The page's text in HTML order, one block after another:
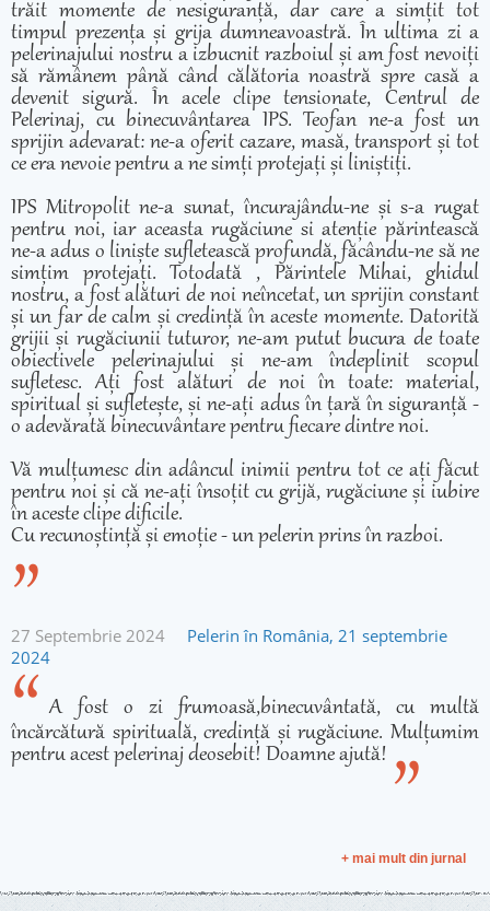
trăit momente de nesiguranță, dar care a simțit tot
timpul prezența și grija dumneavoastră. În ultima zi a
pelerinajului nostru a izbucnit razboiul și am fost nevoiți
să rămânem până când călătoria noastră spre casă a
devenit sigură. În acele clipe tensionate, Centrul de
Pelerinaj, cu binecuvântarea IPS. Teofan ne-a fost un
sprijin adevarat: ne-a oferit cazare, masă, transport și tot
ce era nevoie pentru a ne simți protejați și liniștiți.
IPS Mitropolit ne-a sunat, încurajându-ne și s-a rugat
pentru noi, iar aceasta rugăciune si atenție părintească
ne-a adus o liniște sufletească profundă, făcându-ne să ne
simțim protejați. Totodată , Părintele Mihai, ghidul
nostru, a fost alături de noi neîncetat, un sprijin constant
și un far de calm și credință în aceste momente. Datorită
grijii și rugăciunii tuturor, ne-am putut bucura de toate
obiectivele pelerinajului și ne-am îndeplinit scopul
sufletesc. Ați fost alături de noi în toate: material,
spiritual și sufletește, și ne-ați adus în țară în siguranță -
o adevărată binecuvântare pentru fiecare dintre noi.
Vă mulțumesc din adâncul inimii pentru tot ce ați făcut
pentru noi și că ne-ați însoțit cu grijă, rugăciune și iubire
în aceste clipe dificile.
Cu recunoștință și emoție - un pelerin prins în razboi.
27 Septembrie 2024
Pelerin în România, 21 septembrie
2024
A fost o zi frumoasă,binecuvântată, cu multă
încărcătură spirituală, credință și rugăciune. Mulțumim
pentru acest pelerinaj deosebit! Doamne ajută!
+ mai mult din jurnal